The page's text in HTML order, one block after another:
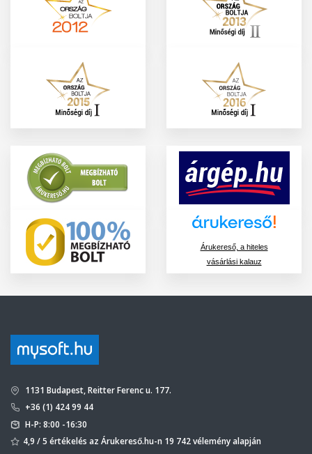
Árukereső, a hiteles
vásárlási kalauz
1131 Budapest, Reitter Ferenc u. 177.
+36 (1) 424 99 44
H-P: 8:00 -16:30
4,9 / 5 értékelés az Árukereső.hu-n 19 742 vélemény alapján